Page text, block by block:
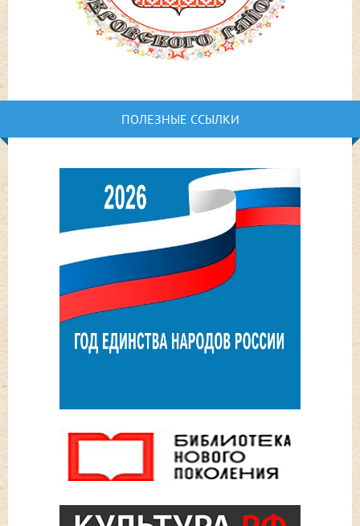
ПОЛЕЗНЫЕ ССЫЛКИ